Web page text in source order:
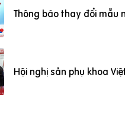
Thông báo thay đổi mẫu
Hội nghị sản phụ khoa